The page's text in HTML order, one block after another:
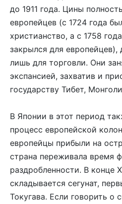
до 1911 года. Цины
европейцев (с 1724 года
христианство, а с 1758
закрылся для европейцев),
лишь для торговли. Они
экспансией, захватив и
государству Тибет,
В Японии в этот период
процесс европейской
европейцы прибыли на
страна переживала время
раздробленности. В конце
складывается сегунат,
Токугава. Если говорить о